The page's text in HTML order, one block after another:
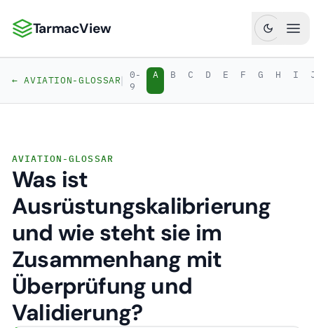
TarmacView: Präzisionsluftfahrtanalytik
TarmacView
← AVIATION-GLOSSAR| 0-
9
A B C D E F G H I
AVIATION-GLOSSAR
Was ist
Ausrüstungskalibrierung
und wie steht sie im
Zusammenhang mit
Überprüfung und
Validierung?